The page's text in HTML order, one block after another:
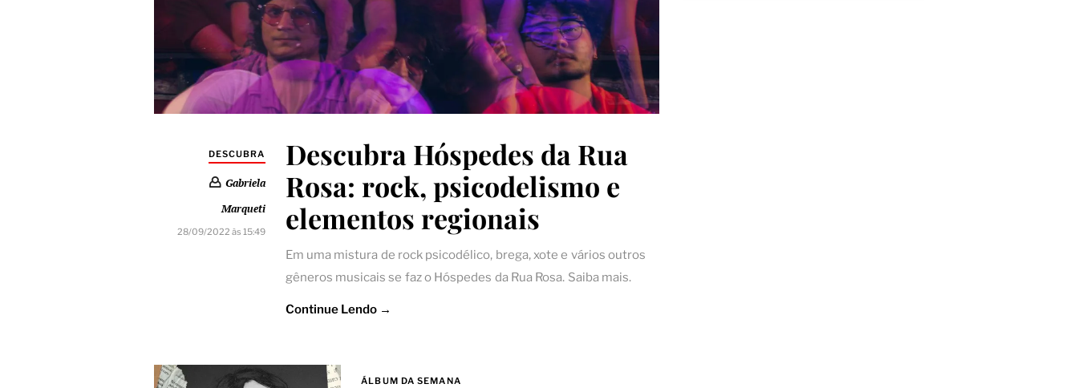
DESCUBRA
Gabriela
Marqueti
28/09/2022 às 15:49
Descubra Hóspedes da Rua
Rosa: rock, psicodelismo e
elementos regionais
Em uma mistura de rock psicodélico, brega, xote e vários outros
gêneros musicais se faz o Hóspedes da Rua Rosa. Saiba mais.
Continue Lendo →
ÁLBUM DA SEMANA